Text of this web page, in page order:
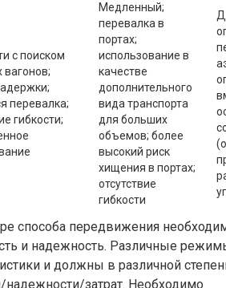
с поиском
вагонов;
перевалка;
гибкости;
Медленный;
перевалка в
портах;
использование в
качестве
дополнительного
вида транспорта
для больших
объемов; более
высокий риск
хищения в портах;
отсутствие
гибкости
способа передвижения
и надежность. Различные
и должны в различной
надежности/затрат. Необходимо